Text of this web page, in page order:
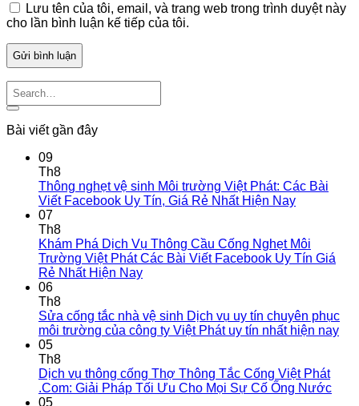
Lưu tên của tôi, email, và trang web trong trình duyệt này
cho lần bình luận kế tiếp của tôi.
Bài viết gần đây
09
Th8
Thông nghẹt vệ sinh Môi trường Việt Phát: Các Bài
Viết Facebook Uy Tín, Giá Rẻ Nhất Hiện Nay
07
Th8
Khám Phá Dịch Vụ Thông Cầu Cống Nghẹt Môi
Trường Việt Phát Các Bài Viết Facebook Uy Tín Giá
Rẻ Nhất Hiện Nay
06
Th8
Sửa cống tắc nhà vệ sinh Dịch vụ uy tín chuyên phục
môi trường của công ty Việt Phát uy tín nhất hiện nay
05
Th8
Dịch vụ thông cống Thợ Thông Tắc Cống Việt Phát
.Com: Giải Pháp Tối Ưu Cho Mọi Sự Cố Ống Nước
05